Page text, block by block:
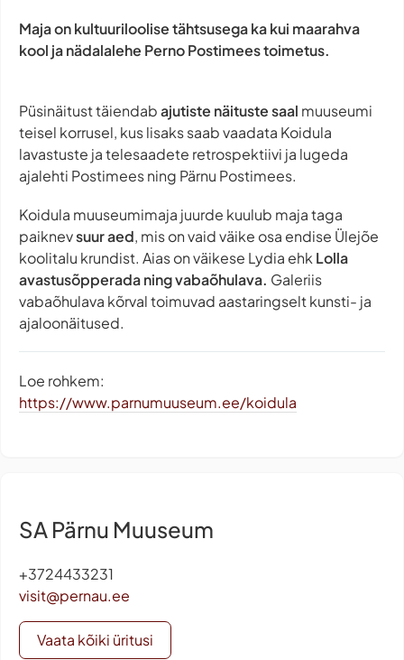
Maja on kultuuriloolise tähtsusega ka kui maarahva
kool ja nädalalehe Perno Postimees toimetus.
Püsinäitust täiendabajutiste näituste saal muuseumi
teisel korrusel, kus lisaks saab vaadata Koidula
lavastuste ja telesaadete retrospektiivi ja lugeda
ajalehti Postimees ning Pärnu Postimees.
Koidula muuseumimaja juurde kuulub maja taga
paiknevsuur aed, mis on vaid väike osa endise Ülejõe
koolitalu krundist. Aias on väikese Lydia ehkLolla
avastusõpperada ning vabaõhulava. Galeriis
vabaõhulava kõrval toimuvad aastaringselt kunsti- ja
ajaloonäitused.
Loe rohkem:
https://www.parnumuuseum.ee/koidula
SA Pärnu Muuseum
+3724433231
visit@pernau.ee
Vaata kõiki üritusi